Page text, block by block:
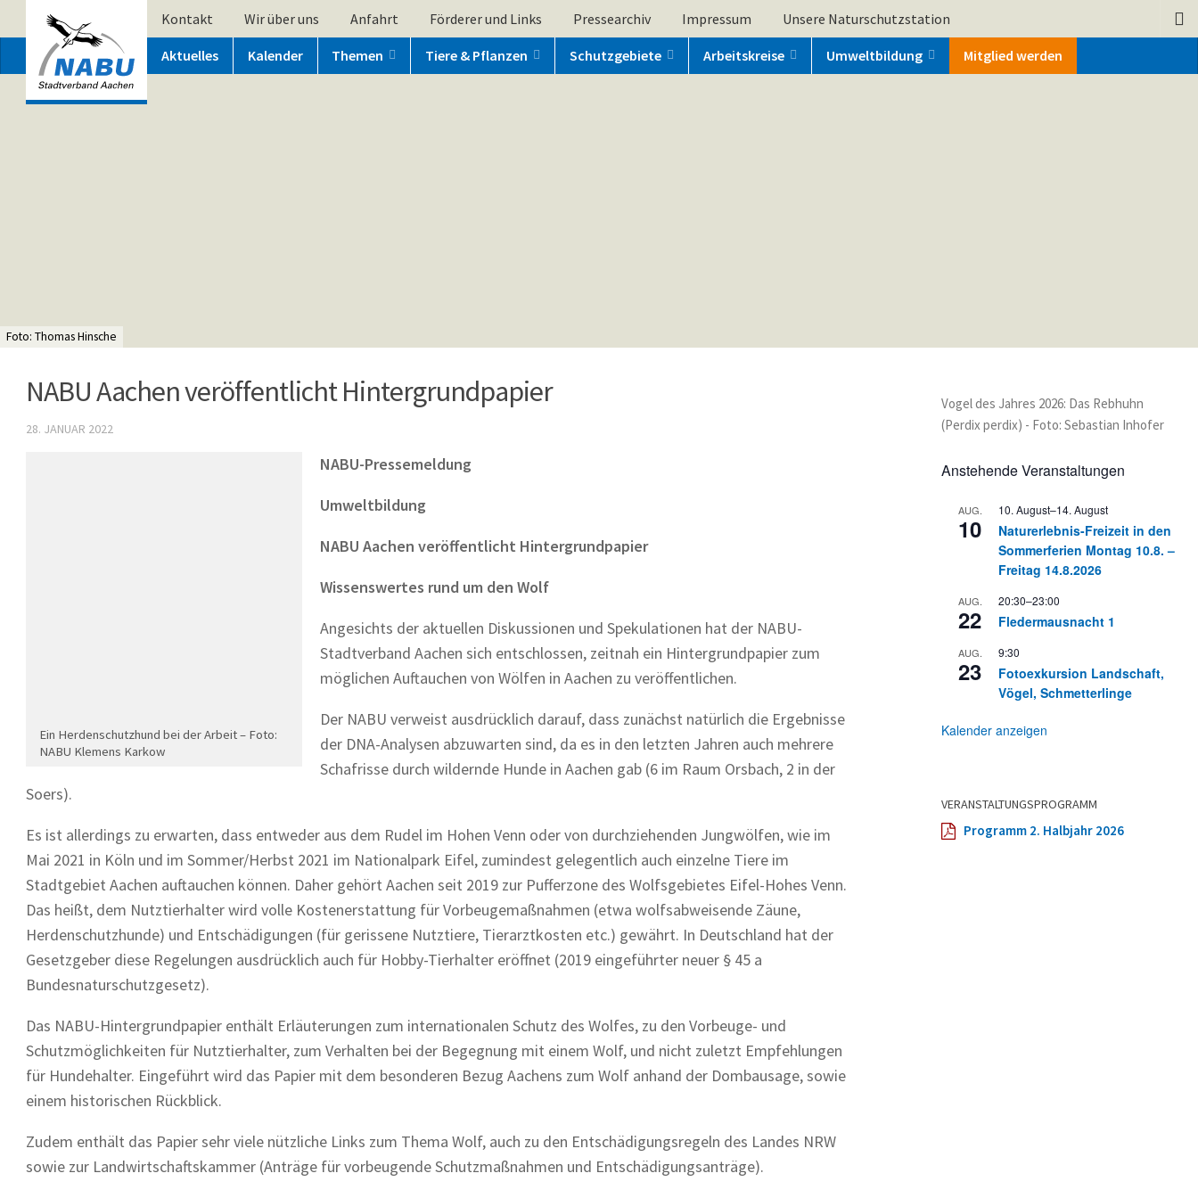
Kontakt Wir über uns Anfahrt Förderer und Links Pressearchiv Impressum Unsere Naturschutzstation
Aktuelles Kalender Themen Tiere & Pflanzen Schutzgebiete Arbeitskreise Umweltbildung Mitglied werden
Foto: Thomas Hinsche
NABU Aachen veröffentlicht Hintergrundpapier
28. JANUAR 2022
Ein Herdenschutzhund bei der Arbeit – Foto:
NABU Klemens Karkow
NABU-Pressemeldung
Umweltbildung
NABU Aachen veröffentlicht Hintergrundpapier
Wissenswertes rund um den Wolf
Angesichts der aktuellen Diskussionen und Spekulationen hat der NABU-
Stadtverband Aachen sich entschlossen, zeitnah ein Hintergrundpapier zum
möglichen Auftauchen von Wölfen in Aachen zu veröffentlichen.
Der NABU verweist ausdrücklich darauf, dass zunächst natürlich die Ergebnisse
der DNA-Analysen abzuwarten sind, da es in den letzten Jahren auch mehrere
Schafrisse durch wildernde Hunde in Aachen gab (6 im Raum Orsbach, 2 in der
Soers).
Es ist allerdings zu erwarten, dass entweder aus dem Rudel im Hohen Venn oder von durchziehenden Jungwölfen, wie im
Mai 2021 in Köln und im Sommer/Herbst 2021 im Nationalpark Eifel, zumindest gelegentlich auch einzelne Tiere im
Stadtgebiet Aachen auftauchen können. Daher gehört Aachen seit 2019 zur Pufferzone des Wolfsgebietes Eifel-Hohes Venn.
Das heißt, dem Nutztierhalter wird volle Kostenerstattung für Vorbeugemaßnahmen (etwa wolfsabweisende Zäune,
Herdenschutzhunde) und Entschädigungen (für gerissene Nutztiere, Tierarztkosten etc.) gewährt. In Deutschland hat der
Gesetzgeber diese Regelungen ausdrücklich auch für Hobby-Tierhalter eröffnet (2019 eingeführter neuer § 45 a
Bundesnaturschutzgesetz).
Das NABU-Hintergrundpapier enthält Erläuterungen zum internationalen Schutz des Wolfes, zu den Vorbeuge- und
Schutzmöglichkeiten für Nutztierhalter, zum Verhalten bei der Begegnung mit einem Wolf, und nicht zuletzt Empfehlungen
für Hundehalter. Eingeführt wird das Papier mit dem besonderen Bezug Aachens zum Wolf anhand der Dombausage, sowie
einem historischen Rückblick.
Zudem enthält das Papier sehr viele nützliche Links zum Thema Wolf, auch zu den Entschädigungsregeln des Landes NRW
sowie zur Landwirtschaftskammer (Anträge für vorbeugende Schutzmaßnahmen und Entschädigungsanträge).
Vogel des Jahres 2026: Das Rebhuhn
(Perdix perdix) - Foto: Sebastian Inhofer
Anstehende Veranstaltungen
AUG.
10
10. August–14. August
Naturerlebnis-Freizeit in den
Sommerferien Montag 10.8. –
Freitag 14.8.2026
AUG.
22
20:30–23:00
Fledermausnacht 1
AUG.
23
9:30
Fotoexkursion Landschaft,
Vögel, Schmetterlinge
Kalender anzeigen
VERANSTALTUNGSPROGRAMM
Programm 2. Halbjahr 2026